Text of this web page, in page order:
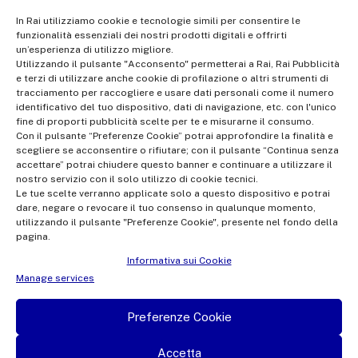
In Rai utilizziamo cookie e tecnologie simili per consentire le
funzionalità essenziali dei nostri prodotti digitali e offrirti
un’esperienza di utilizzo migliore.
Utilizzando il pulsante "Acconsento" permetterai a Rai, Rai Pubblicità
e terzi di utilizzare anche cookie di profilazione o altri strumenti di
tracciamento per raccogliere e usare dati personali come il numero
identificativo del tuo dispositivo, dati di navigazione, etc. con l'unico
fine di proporti pubblicità scelte per te e misurarne il consumo.
Con il pulsante “Preferenze Cookie” potrai approfondire la finalità e
scegliere se acconsentire o rifiutare; con il pulsante “Continua senza
accettare” potrai chiudere questo banner e continuare a utilizzare il
nostro servizio con il solo utilizzo di cookie tecnici.
Le tue scelte verranno applicate solo a questo dispositivo e potrai
dare, negare o revocare il tuo consenso in qualunque momento,
utilizzando il pulsante "Preferenze Cookie", presente nel fondo della
pagina.
Informativa sui Cookie
Manage services
Preferenze Cookie
Accetta
Registered office Via Umberto Novaro, 18 00195 Rome
Share Capital €10,320,000.00 fully paid up | Data Protection
Officer: dporaicom@rai.it | Management and coordination: Rai -
Radiotelevisione italiana S.p.A.
Office of the Company Register of Rome | VAT no.
12865250158 | REA no. RM- 949207 | Rai Com 2022 - All rights
reserved | © Rai Com 2026 - Tutti i diritti riservati
Facebook
Privacy Policy